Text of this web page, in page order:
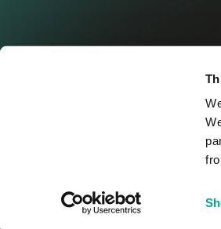
© 2026 AO Kaspersky